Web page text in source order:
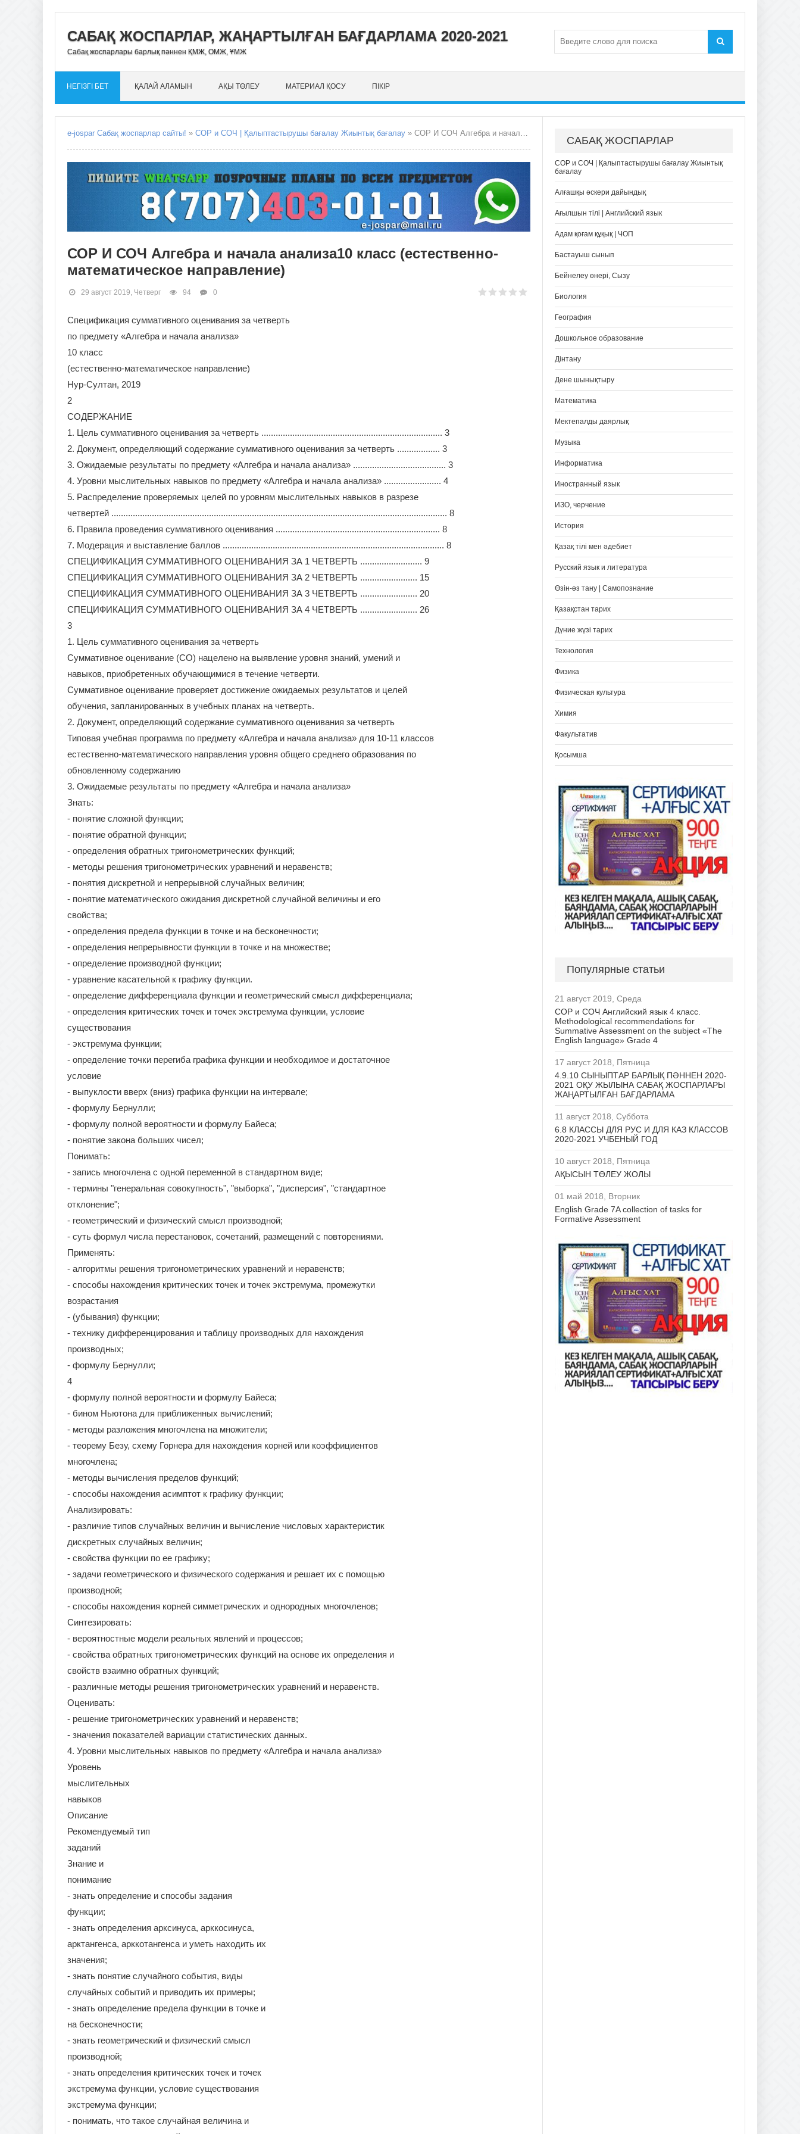
САБАҚ ЖОСПАРЛАР, ЖАҢАРТЫЛҒАН БАҒДАРЛАМА 2020-2021
Сабақ жоспарлары барлық пәннен ҚМЖ, ОМЖ, ҰМЖ
НЕГІЗГІ БЕТ ҚАЛАЙ АЛАМЫН АҚЫ ТӨЛЕУ МАТЕРИАЛ ҚОСУ ПІКІР
e-jospar Сабақ жоспарлар сайты! » СОР и СОЧ | Қалыптастырушы бағалау Жиынтық бағалау » СОР И СОЧ Алгебра и начала анализа10 класс (естественно-математическое направление)
СОР И СОЧ Алгебра и начала анализа10 класс (естественно-
математическое направление)
29 август 2019, Четверг 94 0
Спецификация суммативного оценивания за четверть
по предмету «Алгебра и начала анализа»
10 класс
(естественно-математическое направление)
Нур-Султан, 2019
2
СОДЕРЖАНИЕ
1. Цель суммативного оценивания за четверть ............................................................................ 3
2. Документ, определяющий содержание суммативного оценивания за четверть .................. 3
3. Ожидаемые результаты по предмету «Алгебра и начала анализа» ....................................... 3
4. Уровни мыслительных навыков по предмету «Алгебра и начала анализа» ........................ 4
5. Распределение проверяемых целей по уровням мыслительных навыков в разрезе
четвертей ............................................................................................................................................. 8
6. Правила проведения суммативного оценивания ..................................................................... 8
7. Модерация и выставление баллов ............................................................................................. 8
СПЕЦИФИКАЦИЯ СУММАТИВНОГО ОЦЕНИВАНИЯ ЗА 1 ЧЕТВЕРТЬ .......................... 9
СПЕЦИФИКАЦИЯ СУММАТИВНОГО ОЦЕНИВАНИЯ ЗА 2 ЧЕТВЕРТЬ ........................ 15
СПЕЦИФИКАЦИЯ СУММАТИВНОГО ОЦЕНИВАНИЯ ЗА 3 ЧЕТВЕРТЬ ........................ 20
СПЕЦИФИКАЦИЯ СУММАТИВНОГО ОЦЕНИВАНИЯ ЗА 4 ЧЕТВЕРТЬ ........................ 26
3
1. Цель суммативного оценивания за четверть
Суммативное оценивание (СО) нацелено на выявление уровня знаний, умений и
навыков, приобретенных обучающимися в течение четверти.
Суммативное оценивание проверяет достижение ожидаемых результатов и целей
обучения, запланированных в учебных планах на четверть.
2. Документ, определяющий содержание суммативного оценивания за четверть
Типовая учебная программа по предмету «Алгебра и начала анализа» для 10-11 классов
естественно-математического направления уровня общего среднего образования по
обновленному содержанию
3. Ожидаемые результаты по предмету «Алгебра и начала анализа»
Знать:
- понятие сложной функции;
- понятие обратной функции;
- определения обратных тригонометрических функций;
- методы решения тригонометрических уравнений и неравенств;
- понятия дискретной и непрерывной случайных величин;
- понятие математического ожидания дискретной случайной величины и его
свойства;
- определения предела функции в точке и на бесконечности;
- определения непрерывности функции в точке и на множестве;
- определение производной функции;
- уравнение касательной к графику функции.
- определение дифференциала функции и геометрический смысл дифференциала;
- определения критических точек и точек экстремума функции, условие
существования
- экстремума функции;
- определение точки перегиба графика функции и необходимое и достаточное
условие
- выпуклости вверх (вниз) графика функции на интервале;
- формулу Бернулли;
- формулу полной вероятности и формулу Байеса;
- понятие закона больших чисел;
Понимать:
- запись многочлена с одной переменной в стандартном виде;
- термины "генеральная совокупность", "выборка", "дисперсия", "стандартное
отклонение";
- геометрический и физический смысл производной;
- суть формул числа перестановок, сочетаний, размещений с повторениями.
Применять:
- алгоритмы решения тригонометрических уравнений и неравенств;
- способы нахождения критических точек и точек экстремума, промежутки
возрастания
- (убывания) функции;
- технику дифференцирования и таблицу производных для нахождения
производных;
- формулу Бернулли;
4
- формулу полной вероятности и формулу Байеса;
- бином Ньютона для приближенных вычислений;
- методы разложения многочлена на множители;
- теорему Безу, схему Горнера для нахождения корней или коэффициентов
многочлена;
- методы вычисления пределов функций;
- способы нахождения асимптот к графику функции;
Анализировать:
- различие типов случайных величин и вычисление числовых характеристик
дискретных случайных величин;
- свойства функции по ее графику;
- задачи геометрического и физического содержания и решает их с помощью
производной;
- способы нахождения корней симметрических и однородных многочленов;
Синтезировать:
- вероятностные модели реальных явлений и процессов;
- свойства обратных тригонометрических функций на основе их определения и
свойств взаимно обратных функций;
- различные методы решения тригонометрических уравнений и неравенств.
Оценивать:
- решение тригонометрических уравнений и неравенств;
- значения показателей вариации статистических данных.
4. Уровни мыслительных навыков по предмету «Алгебра и начала анализа»
Уровень
мыслительных
навыков
Описание
Рекомендуемый тип
заданий
Знание и
понимание
- знать определение и способы задания
функции;
- знать определения арксинуса, арккосинуса,
арктангенса, арккотангенса и уметь находить их
значения;
- знать понятие случайного события, виды
случайных событий и приводить их примеры;
- знать определение предела функции в точке и
на бесконечности;
- знать геометрический и физический смысл
производной;
- знать определения критических точек и точек
экстремума функции, условие существования
экстремума функции;
- понимать, что такое случайная величина и
САБАҚ ЖОСПАРЛАР
СОР и СОЧ | Қалыптастырушы бағалау Жиынтық
бағалау
Алғашқы әскери дайындық
Ағылшын тілі | Английский язык
Адам қоғам құқық | ЧОП
Бастауыш сынып
Бейнелеу өнері, Сызу
Биология
География
Дошкольное образование
Дінтану
Дене шынықтыру
Математика
Мектепалды даярлық
Музыка
Информатика
Иностранный язык
ИЗО, черчение
История
Қазақ тілі мен әдебиет
Русский язык и литература
Өзін-өз тану | Самопознание
Қазақстан тарих
Дүние жүзі тарих
Технология
Физика
Физическая культура
Химия
Факультатив
Қосымша
Популярные статьи
21 август 2019, Среда
СОР и СОЧ Английский язык 4 класс.
Methodological recommendations for
Summative Assessment on the subject «The
English language» Grade 4
17 август 2018, Пятница
4.9.10 СЫНЫПТАР БАРЛЫҚ ПӘННЕН 2020-
2021 ОҚУ ЖЫЛЫНА САБАҚ ЖОСПАРЛАРЫ
ЖАҢАРТЫЛҒАН БАҒДАРЛАМА
11 август 2018, Суббота
6.8 КЛАССЫ ДЛЯ РУС И ДЛЯ КАЗ КЛАССОВ
2020-2021 УЧБЕНЫЙ ГОД
10 август 2018, Пятница
АҚЫСЫН ТӨЛЕУ ЖОЛЫ
01 май 2018, Вторник
English Grade 7A collection of tasks for
Formative Assessment